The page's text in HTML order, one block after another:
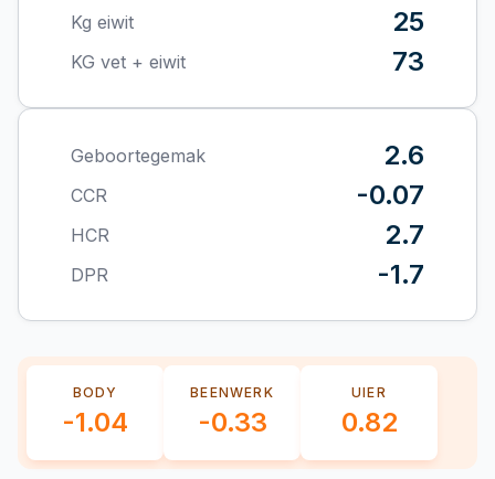
Kg eiwit 25
KG vet + eiwit 73
Geboortegemak 2.6
CCR -0.07
HCR 2.7
DPR -1.7
BODY
-1.04
BEENWERK
-0.33
UIER
0.82